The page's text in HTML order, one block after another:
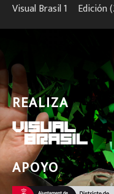
Visual Brasil 1º Edición
REALIZA
APOYO